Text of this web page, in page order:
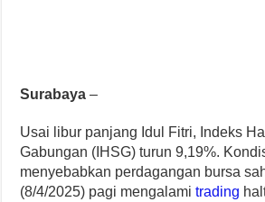
Surabaya –
Usai libur panjang Idul Fitri, Indeks
Gabungan (IHSG) turun 9,19%.
menyebabkan perdagangan bursa
(8/4/2025) pagi mengalamitrading